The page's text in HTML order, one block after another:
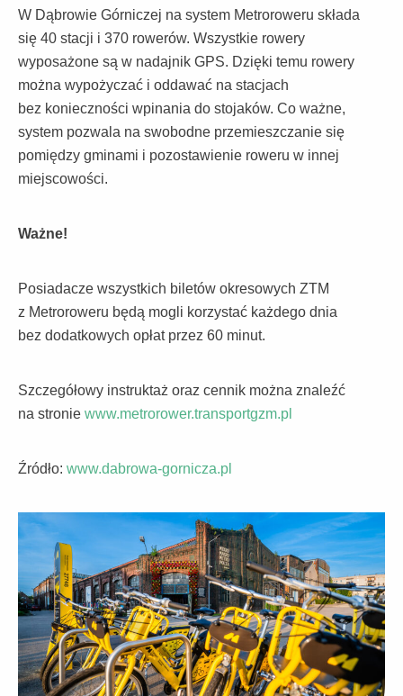
W Dąbrowie Górniczej na system Metroroweru składa
się 40 stacji i 370 rowerów. Wszystkie rowery
wyposażone są w nadajnik GPS. Dzięki temu rowery
można wypożyczać i oddawać na stacjach
bez konieczności wpinania do stojaków. Co ważne,
system pozwala na swobodne przemieszczanie się
pomiędzy gminami i pozostawienie roweru w innej
miejscowości.
Ważne!
Posiadacze wszystkich biletów okresowych ZTM
z Metroroweru będą mogli korzystać każdego dnia
bez dodatkowych opłat przez 60 minut.
Szczegółowy instruktaż oraz cennik można znaleźć
na stronie www.metrorower.transportgzm.pl
Źródło: www.dabrowa-gornicza.pl